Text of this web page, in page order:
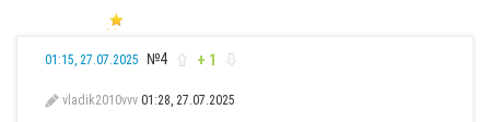
01:15, 27.07.2025 №4 + 1
vladik2010vvv 01:28, 27.07.2025